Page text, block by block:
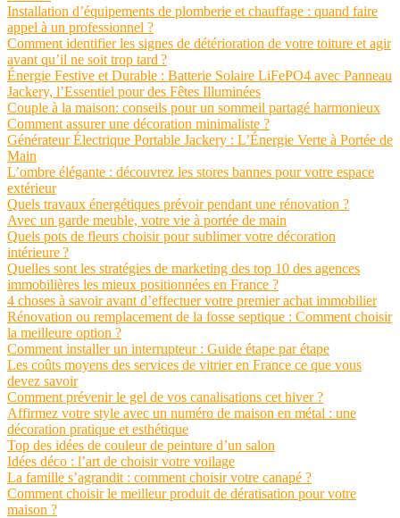
Installation d’équipements de plomberie et chauffage : quand faire
appel à un professionnel ?
Comment identifier les signes de détérioration de votre toiture et agir
avant qu’il ne soit trop tard ?
Énergie Festive et Durable : Batterie Solaire LiFePO4 avec Panneau
Jackery, l’Essentiel pour des Fêtes Illuminées
Couple à la maison: conseils pour un sommeil partagé harmonieux
Comment assurer une décoration minimaliste ?
Générateur Électrique Portable Jackery : L’Énergie Verte à Portée de
Main
L’ombre élégante : découvrez les stores bannes pour votre espace
extérieur
Quels travaux énergétiques prévoir pendant une rénovation ?
Avec un garde meuble, votre vie à portée de main
Quels pots de fleurs choisir pour sublimer votre décoration
intérieure ?
Quelles sont les stratégies de marketing des top 10 des agences
immobilières les mieux positionnées en France ?
4 choses à savoir avant d’effectuer votre premier achat immobilier
Rénovation ou remplacement de la fosse septique : Comment choisir
la meilleure option ?
Comment installer un interrupteur : Guide étape par étape
Les coûts moyens des services de vitrier en France ce que vous
devez savoir
Comment prévenir le gel de vos canalisations cet hiver ?
Affirmez votre style avec un numéro de maison en métal : une
décoration pratique et esthétique
Top des idées de couleur de peinture d’un salon
Idées déco : l’art de choisir votre voilage
La famille s’agrandit : comment choisir votre canapé ?
Comment choisir le meilleur produit de dératisation pour votre
maison ?